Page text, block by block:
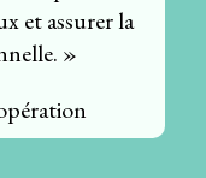
et assurer la
»